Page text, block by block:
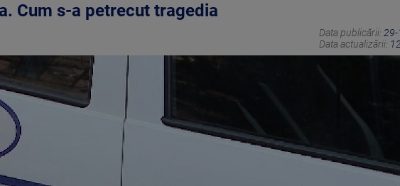
Cum s-a petrecut tragedia
Data publicării:
Data actualizării: